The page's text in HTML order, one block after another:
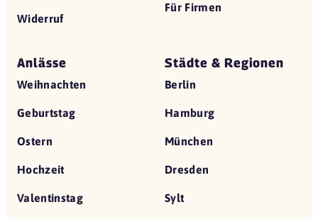
Widerruf
Für Firmen
Anlässe
Weihnachten
Geburtstag
Ostern
Hochzeit
Valentinstag
Städte & Regionen
Berlin
Hamburg
München
Dresden
Sylt